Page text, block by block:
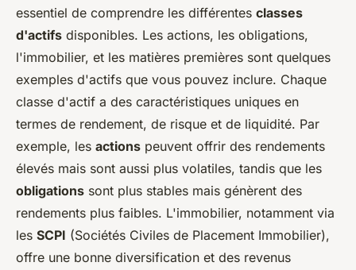
essentiel de comprendre les différentes classes
d'actifs disponibles. Les actions, les obligations,
l'immobilier, et les matières premières sont quelques
exemples d'actifs que vous pouvez inclure. Chaque
classe d'actif a des caractéristiques uniques en
termes de rendement, de risque et de liquidité. Par
exemple, les actions peuvent offrir des rendements
élevés mais sont aussi plus volatiles, tandis que les
obligations sont plus stables mais génèrent des
rendements plus faibles. L'immobilier, notamment via
les SCPI (Sociétés Civiles de Placement Immobilier),
offre une bonne diversification et des revenus